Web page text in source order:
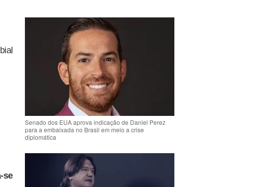
se
Senado dos EUA aprova indicação de Daniel Perez
para a embaixada no Brasil em meio a crise
diplomática